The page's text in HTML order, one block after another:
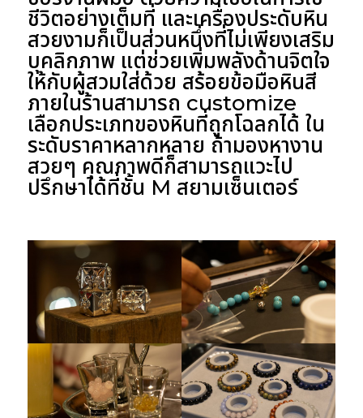
ชีวิตอย่างเต็มที่ และเครื่องประดับหิน
สวยงามก็เป็นส่วนหนึ่งที่ไม่เพียงเสริม
บุคลิกภาพ แต่ช่วยเพิ่มพลังด้านจิตใจ
ให้กับผู้สวมใส่ด้วย สร้อยข้อมือหินสี
ภายในร้านสามารถ customize
เลือกประเภทของหินที่ถูกโฉลกได้ ใน
ระดับราคาหลากหลาย ถ้ามองหางาน
สวยๆ คุณภาพดีก็สามารถแวะไป
ปรึกษาได้ที่ชั้น M สยามเซ็นเตอร์